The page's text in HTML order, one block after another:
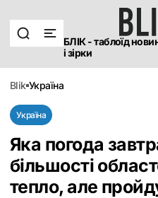
БЛІК - таблоїд
і зірки
blik україна
Україна
Яка погода
більшості
тепло, але